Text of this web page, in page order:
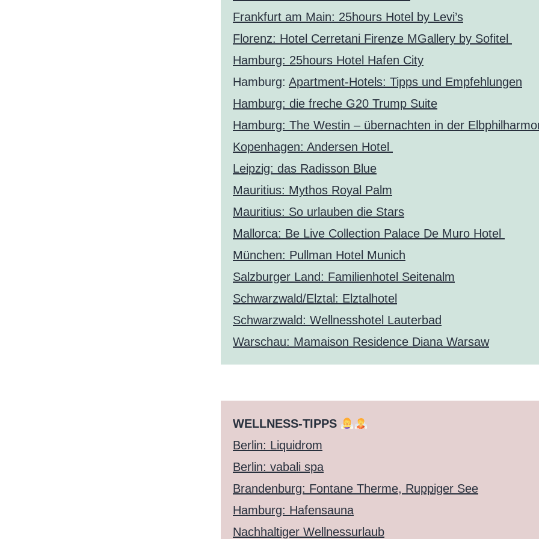
Frankfurt am Main: 25hours Hotel by Levi’s
Florenz: Hotel Cerretani Firenze MGallery by Sofitel
Hamburg: 25hours Hotel Hafen City
Hamburg: Apartment-Hotels: Tipps und Empfehlungen
Hamburg: die freche G20 Trump Suite
Hamburg: The Westin – übernachten in der
Kopenhagen: Andersen Hotel
Leipzig: das Radisson Blue
Mauritius: Mythos Royal Palm
Mauritius: So urlauben die Stars
Mallorca: Be Live Collection Palace De Muro Hotel
München: Pullman Hotel Munich
Salzburger Land: Familienhotel Seitenalm
Schwarzwald/Elztal: Elztalhotel
Schwarzwald: Wellnesshotel Lauterbad
Warschau: Mamaison Residence Diana Warsaw
WELLNESS-TIPPS
Berlin: Liquidrom
Berlin: vabali spa
Brandenburg: Fontane Therme, Ruppiger See
Hamburg: Hafensauna
Nachhaltiger Wellnessurlaub